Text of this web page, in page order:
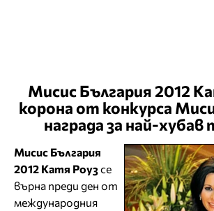
Мисис България 2012
корона от конкурса
награда за най-
Мисис България
2012 Катя Роуз се
върна преди ден от
международния